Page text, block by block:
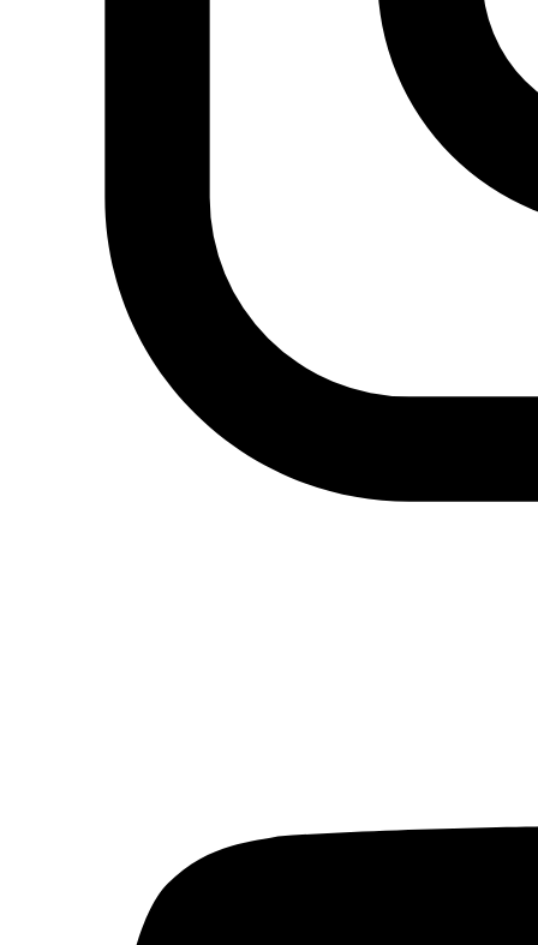
Cultura
Cine árabe
Literatura árabe
Cómic árabe
Arte urbano
Artes gráficas
Egipto
Emiratos Árabes Unidos